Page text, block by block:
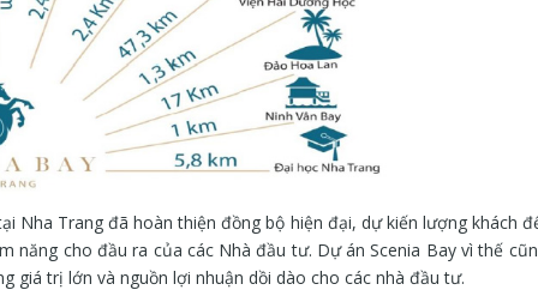
Nha Trang đã hoàn thiện đồng bộ hiện đại, dự kiến lượng khách
năng cho đầu ra của các Nhà đầu tư. Dự án Scenia Bay vì thế
giá trị lớn và nguồn lợi nhuận dồi dào cho các nhà đầu tư.